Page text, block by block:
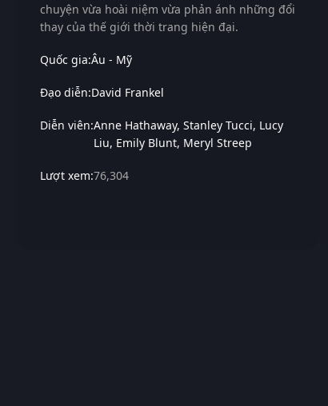
chuyện vừa hoài niệm vừa phản ánh những đổi
thay của thế giới thời trang hiện đại.
Quốc gia:Âu - Mỹ
Đạo diễn:David Frankel
Diễn viên:Anne Hathaway Stanley Tucci Lucy
Liu Emily Blunt Meryl Streep
Lượt xem:76,304